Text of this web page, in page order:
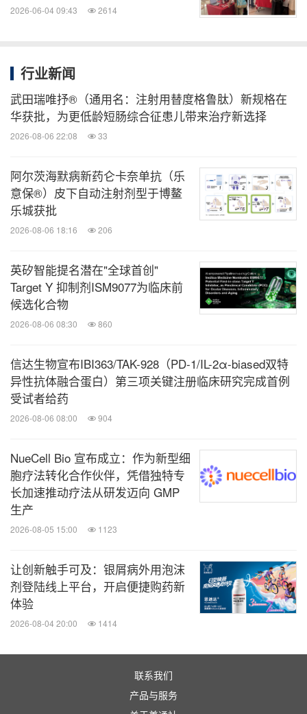
2026-06-04 09:43 2614
行业新闻
武田瑞唯抒®（通用名：注射用替度格鲁肽）新规格在
华获批，为更低龄短肠综合征患儿带来治疗新选择
2026-08-06 22:08 33
阿尔茨海默病新药仑卡奈单抗（乐
意保®）皮下自动注射剂型于博鳌
乐城获批
2026-08-06 18:16 206
英矽智能提名潜在"全球首创"
Target Y 抑制剂ISM9077为临床前
候选化合物
2026-08-06 08:30 860
信达生物宣布IBI363/TAK-928（PD-1/IL-2α-biased双特
异性抗体融合蛋白）第三项关键注册临床研究完成首例
受试者给药
2026-08-06 08:00 904
NueCell Bio 宣布成立：作为新型细
胞疗法转化合作伙伴，凭借独特专
长加速推动疗法从研发迈向 GMP
生产
2026-08-05 15:00 1123
让创新触手可及：银屑病外用泡沫
剂登陆线上平台，开启便捷购药新
体验
2026-08-04 20:00 1414
联系我们
产品与服务